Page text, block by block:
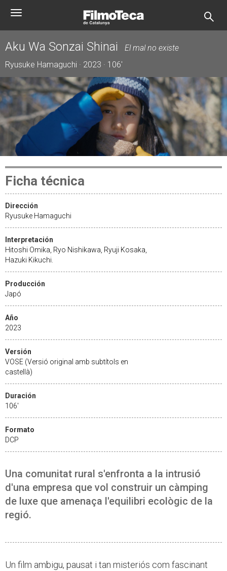
Toggle
Aku Wa Sonzai Shinai
El mal no existe
Ryusuke Hamaguchi · 2023 · 106'
Ficha técnica
Dirección
Ryusuke Hamaguchi
Interpretación
Hitoshi Omika, Ryo Nishikawa, Ryuji Kosaka,
Hazuki Kikuchi.
Producción
Japó
Año
2023
Versión
VOSE (Versió original amb subtítols en
castellà)
Duración
106'
Formato
DCP
Una comunitat rural s'enfronta a la intrusió
d'una empresa que vol construir un càmping
de luxe que amenaça l'equilibri ecològic de la
regió.
Un film ambigu, pausat i tan misteriós com fascinant